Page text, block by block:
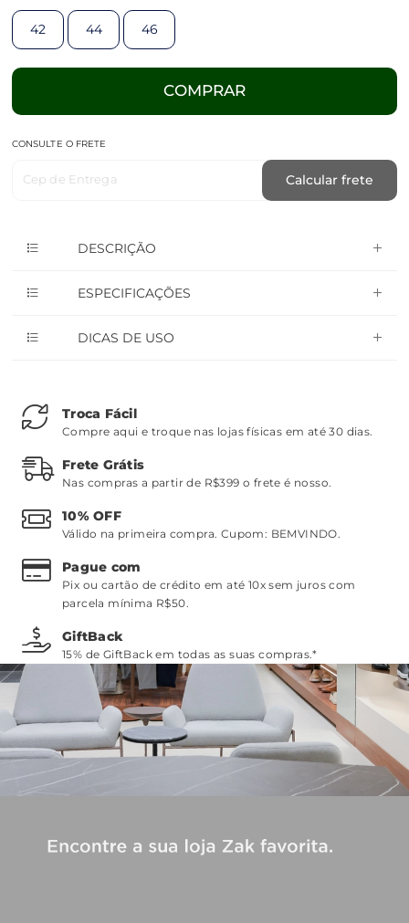
42 44 46
COMPRAR
CONSULTE O FRETE
Cep de Entrega Calcular frete
DESCRIÇÃO
ESPECIFICAÇÕES
DICAS DE USO
Troca Fácil
Compre aqui e troque nas lojas físicas em até 30 dias.
Frete Grátis
Nas compras a partir de R$399 o frete é nosso.
10% OFF
Válido na primeira compra. Cupom: BEMVINDO.
Pague com
Pix ou cartão de crédito em até 10x sem juros com
parcela mínima R$50.
GiftBack
15% de GiftBack em todas as suas compras.*